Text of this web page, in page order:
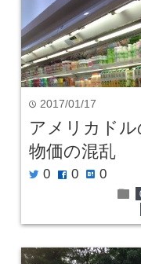
time 2017/01/17
アメリカド
物価の混乱
twitter 0 facebook 0 hatenabookmark 0
folder